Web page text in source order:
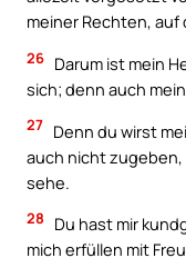
meiner Rechten,
26 Darum ist mein
sich; denn auch
27 Denn du wirst
auch nicht zugeben,
sehe.
28
Du hast mir
mich erfüllen mit